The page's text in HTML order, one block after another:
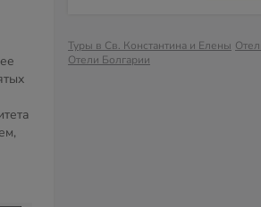
Туры в Св. Константина и Елены
Отели Болгарии